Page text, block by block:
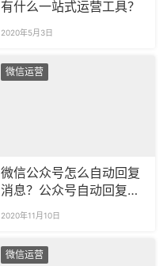
有什么一站式运营工具？
2020年5月3日
微信运营
微信公众号怎么自动回复
消息？公众号自动回复可
2020年11月10日
微信运营